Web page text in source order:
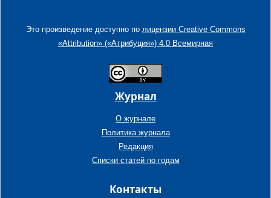
Это произведение доступно по лицензии Creative Commons
«Attribution» («Атрибуция») 4.0 Всемирная
Журнал
О журнале
Политика журнала
Редакция
Списки статей по годам
Контакты